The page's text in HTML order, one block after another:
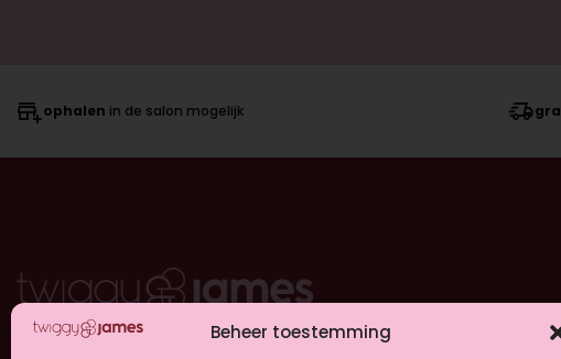
Beheer toestemming
ophalen in de salon mogelijk
Colorbar